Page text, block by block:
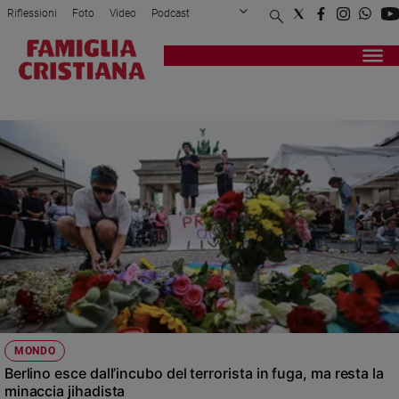
Attualità
Mondo
Economia
Legalità
e
giustizia
Sport
Interviste
Papa
Papa
Riflessioni Foto Video Podcast
Privacy Policy Chi siamo
Registrati Redazione
MONDO
Berlino esce dall’incubo del terrorista in fuga, ma resta la
minaccia jihadista